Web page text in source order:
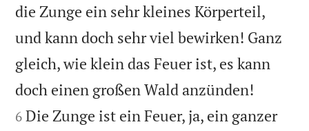
die Zunge ein sehr kleines Körperteil,
und kann doch sehr viel bewirken! Ganz
gleich, wie klein das Feuer ist, es kann
doch einen großen Wald anzünden!
6 Die Zunge ist ein Feuer, ja, ein ganzer